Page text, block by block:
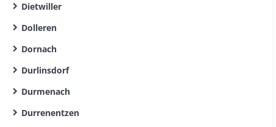
Dietwiller
Dolleren
Dornach
Durlinsdorf
Durmenach
Durrenentzen